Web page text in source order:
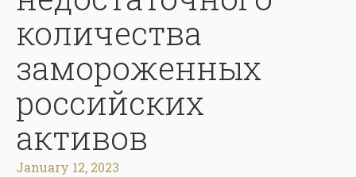
количества
замороженных
российских
активов
January 12, 2023